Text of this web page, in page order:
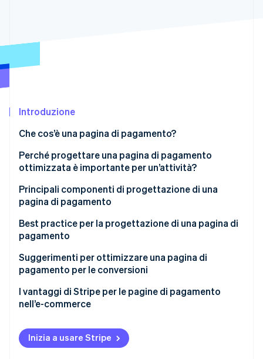
Costituzione di start-up
Identity
Stripe Sessions 2026
Scopri come Stripe sta costruendo l'infrastruttura
Introduzione
Che cos’è una pagina di pagamento?
Perché progettare una pagina di pagamento
ottimizzata è importante per un’attività?
Principali componenti di progettazione di una
pagina di pagamento
Best practice per la progettazione di una pagina di
pagamento
Suggerimenti per ottimizzare una pagina di
pagamento per le conversioni
I vantaggi di Stripe per le pagine di pagamento
nell’e-commerce
Inizia a usare Stripe